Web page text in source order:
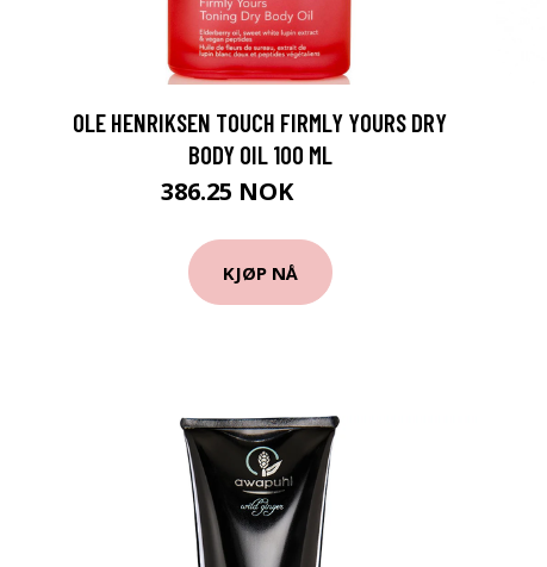
OLE HENRIKSEN TOUCH FIRMLY YOURS DRY
BODY OIL 100 ML
386.25 NOK
KJØP NÅ